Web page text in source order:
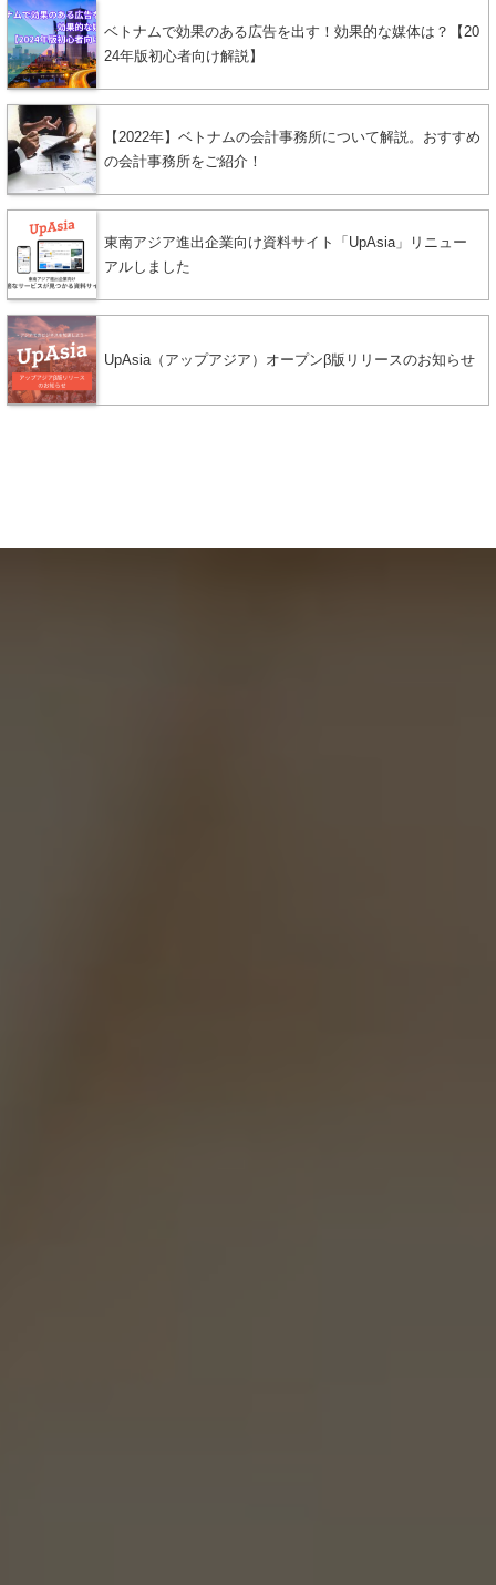
ベトナムで効果のある広告を出す！効果的な媒体は？【20
24年版初心者向け解説】
【2022年】ベトナムの会計事務所について解説。おすすめ
の会計事務所をご紹介！
東南アジア進出企業向け資料サイト「UpAsia」リニュー
アルしました
UpAsia（アップアジア）オープンβ版リリースのお知らせ